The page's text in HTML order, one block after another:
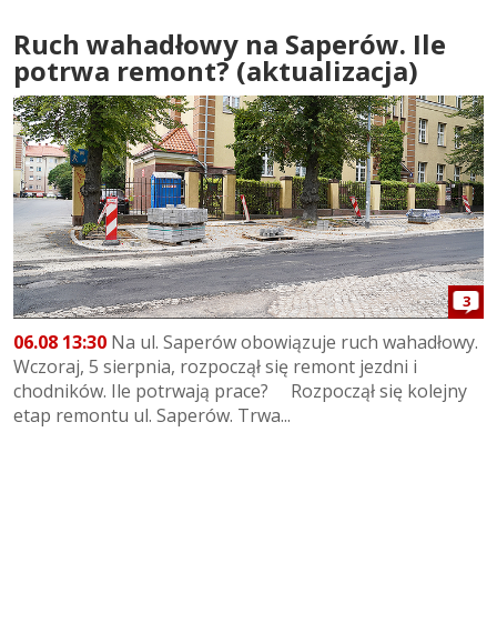
Ruch wahadłowy na Saperów. Ile
potrwa remont? (aktualizacja)
3
06.08 13:30 Na ul. Saperów obowiązuje ruch wahadłowy.
Wczoraj, 5 sierpnia, rozpoczął się remont jezdni i
chodników. Ile potrwają prace? Rozpoczął się kolejny
etap remontu ul. Saperów. Trwa...